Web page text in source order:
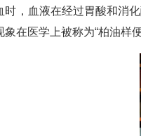
时，血液在经过胃酸和消
在医学上被称为“柏油样便